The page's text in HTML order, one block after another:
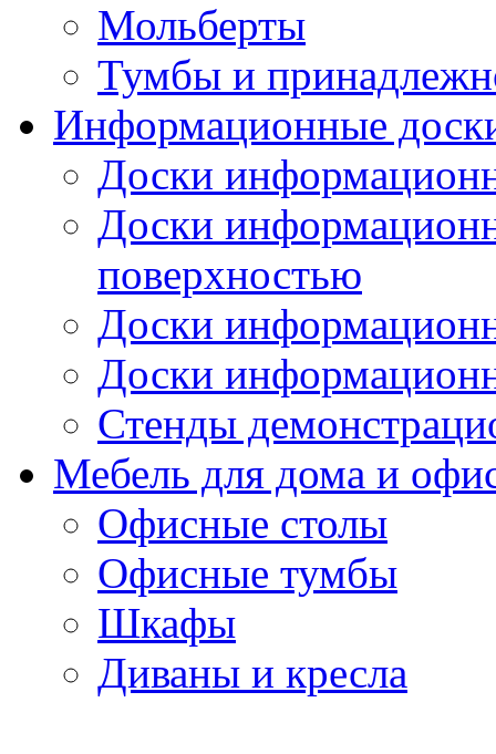
Мольберты
Тумбы и
Информационные
Доски
Доски
поверхностью
Доски
Доски
Стенды
Мебель для дома и
Офисные столы
Офисные тумбы
Шкафы
Диваны и кресла